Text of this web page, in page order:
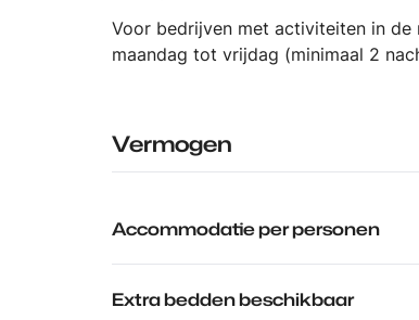
Voor bedrijven met activiteiten in
maandag tot vrijdag (minimaal 2
Vermogen
Accommodatie per personen
Extra bedden beschikbaar